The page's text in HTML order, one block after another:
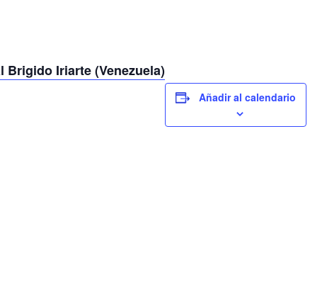
Brigido Iriarte (Venezuela)
Añadir al calendario